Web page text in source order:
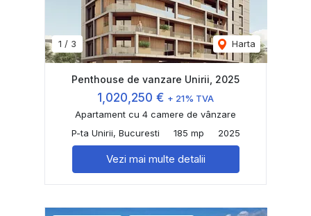
1 / 3 Harta
Penthouse de vanzare Unirii, 2025
1,020,250 € + 21% TVA
Apartament cu 4 camere de vânzare
P-ta Unirii, Bucuresti
185 mp 2025
Vezi mai multe detalii